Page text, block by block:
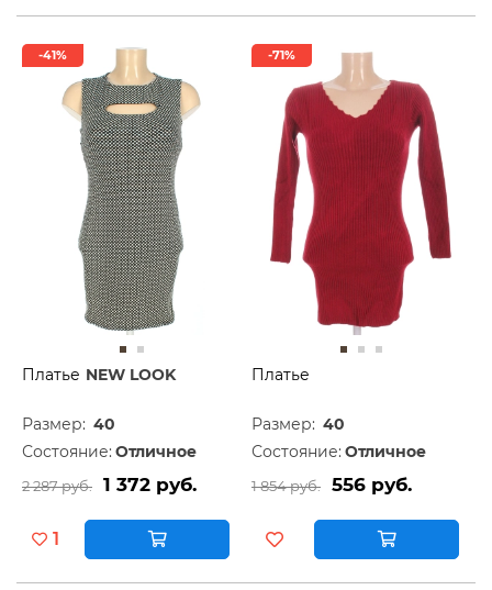
-41%
Платье NEW LOOK
Размер: 40
Состояние: Отличное
2 287 руб. 1 372 руб.
1
-71%
Платье
Размер: 40
Состояние: Отличное
1 854 руб. 556 руб.